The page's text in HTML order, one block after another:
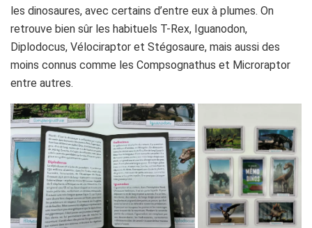
les dinosaures, avec certains d’entre eux à plumes. On
retrouve bien sûr les habituels T-Rex, Iguanodon,
Diplodocus, Vélociraptor et Stégosaure, mais aussi des
moins connus comme les Compsognathus et Microraptor
entre autres.